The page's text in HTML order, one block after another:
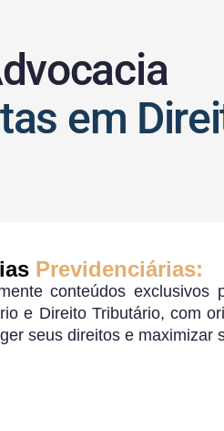
em
Previdenciárias:
conteúdos exclusivos
e Direito Tributário, com
seus direitos e maximizar